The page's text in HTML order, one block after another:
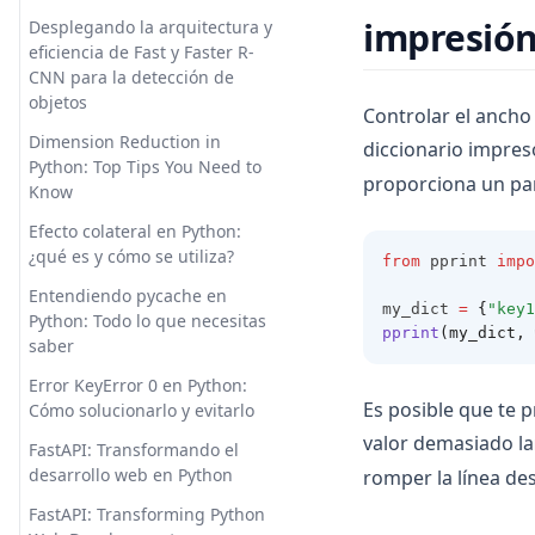
OpenAI GPT-3.5
Explorando DB GPT: una
herramienta de próxima
procesamiento de lenguaje
natural
Tool for Natural Language
Processing
FinGPT: Revolucionando las
finanzas de código abierto con
un enfoque centrado en los
datos
FinGPT: Revolutionizing Open-
source Finance with Data-
Centric Approach
Fix 'Conversation Not Found'
'Módulo Matplotlib no tiene el
atributo plot' en Python
Solving the Issue:
'AttributeError: module
'matplotlib' has no attribute
'plot'
Superando el problema
'matplotlib está utilizando agg'
Troubleshooting: 'Module
Matplotlib Has No Attribute
Plot' in Python
Troubleshooting:
Matplotlib.pyplot Not Resolved
From Source
Tutorial de Animación en
Matplotlib - Crea
Impresionantes
Python Pandas
How to Rename Column in
Pandas: Clearly Explained
How to Use Pandas Mean
Function
How to Use Pandas Rank
Effectively
How to Use Pandas Set Index
How to Use Pandas
to_datetime for Data
Processing
How to Use the Pandas Shift
Method for Data Analysis: A
Comprehensive Guide
Mastering Time Series
Analysis: How to Use Pandas
Desplegando la arquitectura y
eficiencia de Fast y Faster R-
CNN para la detección de
objetos
Dimension Reduction in
Python: Top Tips You Need to
Know
Efecto colateral en Python:
¿qué es y cómo se utiliza?
Entendiendo pycache en
Python: Todo lo que necesitas
saber
Error KeyError 0 en Python:
Cómo solucionarlo y evitarlo
FastAPI: Transformando el
desarrollo web en Python
FastAPI: Transforming Python
Controlar el
diccionario
proporciona un
from pprint
my_dict = {
pprint (my_dict,
Es posible que te
valor demasiado
romper la línea